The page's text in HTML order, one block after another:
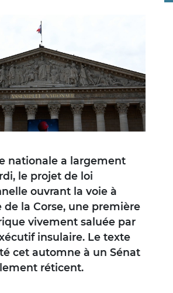
nationale a largement
le projet de loi
ouvrant la voie à
la Corse, une première
vivement saluée par
insulaire. Le texte
cet automne à un Sénat
réticent.